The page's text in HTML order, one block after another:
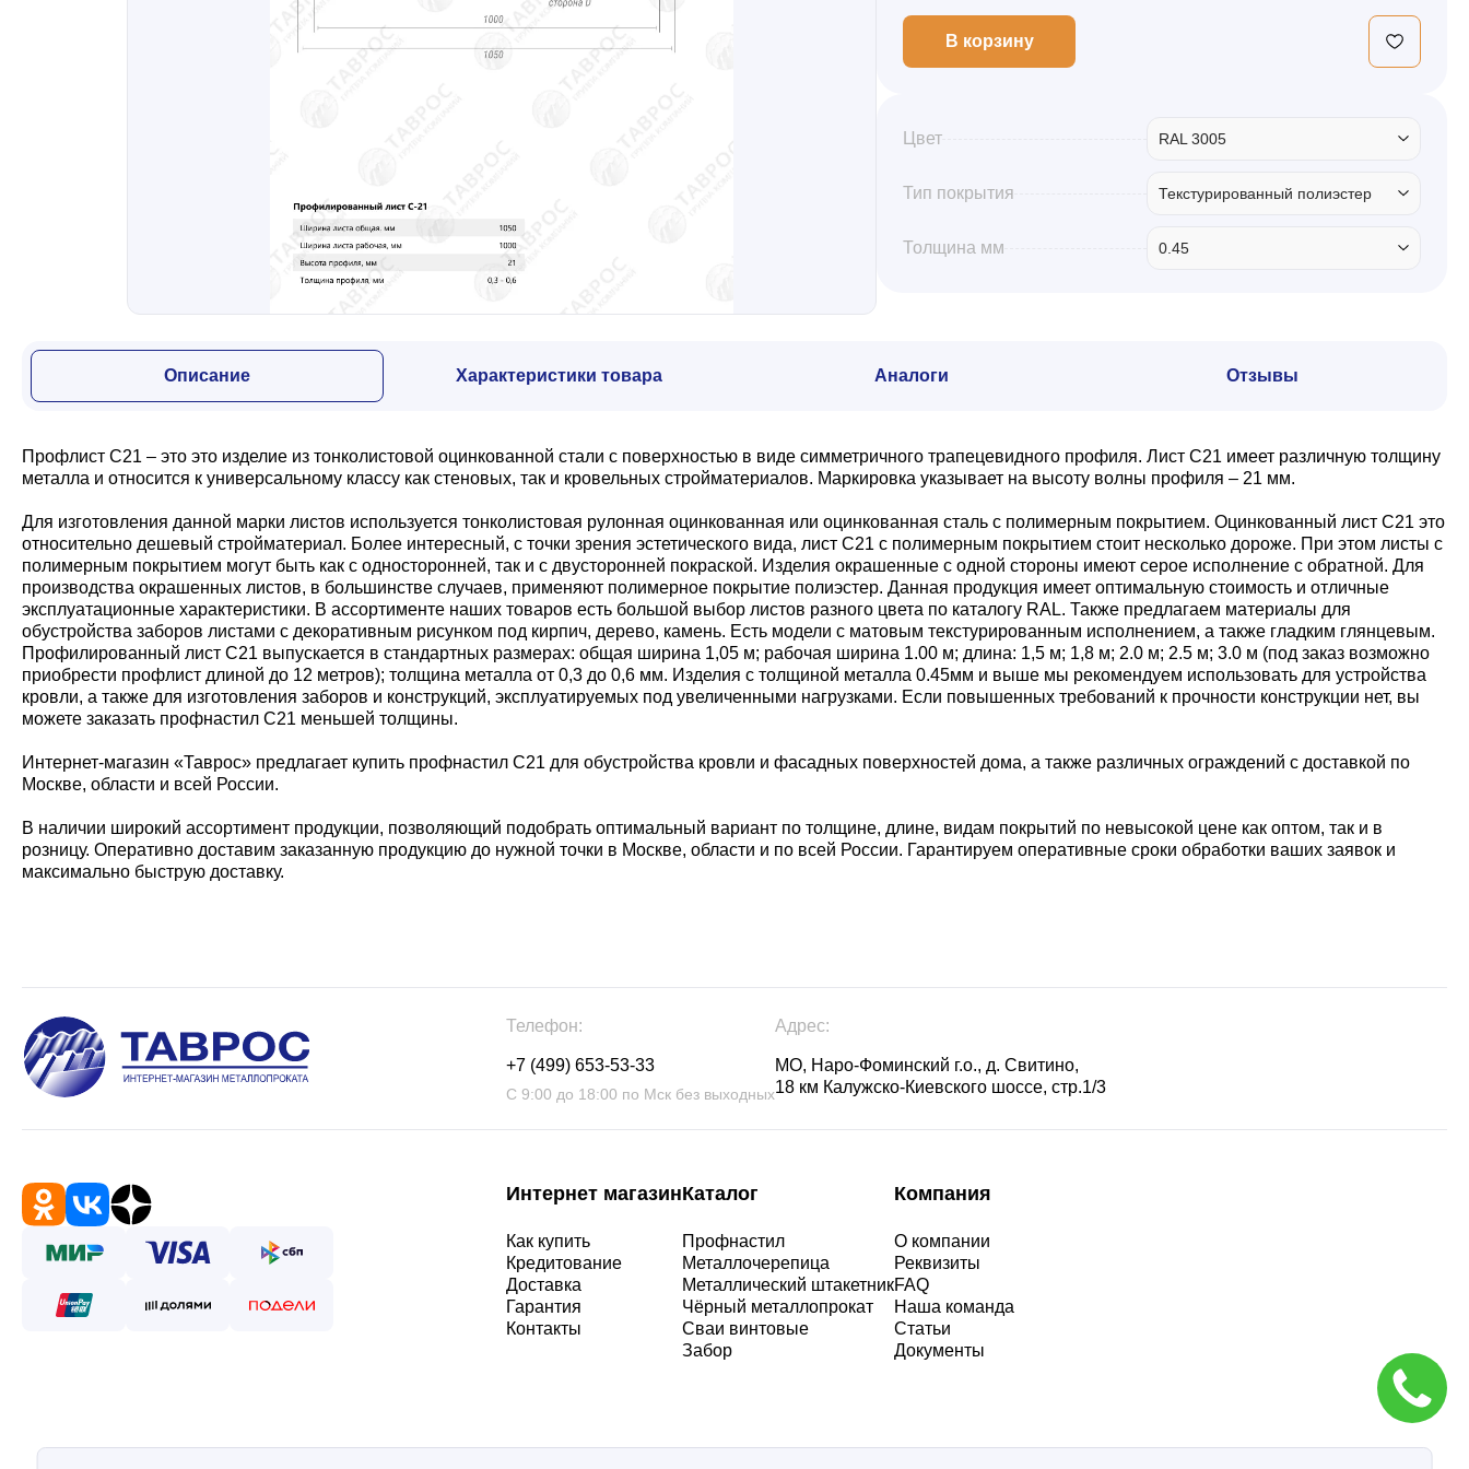
Водосточная система
Профили для гипсокартона
В корзину
Цвет RAL 3005
Тип покрытия Текстурированный полиэстер
Толщина мм 0.45
Описание Характеристики товара Аналоги Отзывы
Профлист С21 – это это изделие из тонколистовой оцинкованной стали с поверхностью в виде симметричного трапецевидного профиля. Лист С21 имеет различную толщину
металла и относится к универсальному классу как стеновых, так и кровельных стройматериалов. Маркировка указывает на высоту волны профиля – 21 мм.
Для изготовления данной марки листов используется тонколистовая рулонная оцинкованная или оцинкованная сталь с полимерным покрытием. Оцинкованный лист С21 это
относительно дешевый стройматериал. Более интересный, с точки зрения эстетического вида, лист С21 с полимерным покрытием стоит несколько дороже. При этом листы с
полимерным покрытием могут быть как с односторонней, так и с двусторонней покраской. Изделия окрашенные с одной стороны имеют серое исполнение с обратной. Для
производства окрашенных листов, в большинстве случаев, применяют полимерное покрытие полиэстер. Данная продукция имеет оптимальную стоимость и отличные
эксплуатационные характеристики. В ассортименте наших товаров есть большой выбор листов разного цвета по каталогу RAL. Также предлагаем материалы для
обустройства заборов листами с декоративным рисунком под кирпич, дерево, камень. Есть модели с матовым текстурированным исполнением, а также гладким глянцевым.
Профилированный лист С21 выпускается в стандартных размерах: общая ширина 1,05 м; рабочая ширина 1.00 м; длина: 1,5 м; 1,8 м; 2.0 м; 2.5 м; 3.0 м (под заказ возможно
приобрести профлист длиной до 12 метров); толщина металла от 0,3 до 0,6 мм. Изделия с толщиной металла 0.45мм и выше мы рекомендуем использовать для устройства
кровли, а также для изготовления заборов и конструкций, эксплуатируемых под увеличенными нагрузками. Если повышенных требований к прочности конструкции нет, вы
можете заказать профнастил С21 меньшей толщины.
Интернет-магазин «Таврос» предлагает купить профнастил С21 для обустройства кровли и фасадных поверхностей дома, а также различных ограждений с доставкой по
Москве, области и всей России.
В наличии широкий ассортимент продукции, позволяющий подобрать оптимальный вариант по толщине, длине, видам покрытий по невысокой цене как оптом, так и в
розницу. Оперативно доставим заказанную продукцию до нужной точки в Москве, области и по всей России. Гарантируем оперативные сроки обработки ваших заявок и
максимально быструю доставку.
Телефон:
+7 (499) 653-53-33
С 9:00 до 18:00 по Мск без выходных
Адрес:
МО, Наро-Фоминский г.о., д. Свитино,
18 км Калужско-Киевского шоссе, стр.1/3
Интернет магазин
Как купить
Кредитование
Доставка
Гарантия
Контакты
Каталог
Профнастил
Металлочерепица
Металлический штакетник
Чёрный металлопрокат
Сваи винтовые
Забор
Компания
О компании
Реквизиты
FAQ
Наша команда
Статьи
Документы